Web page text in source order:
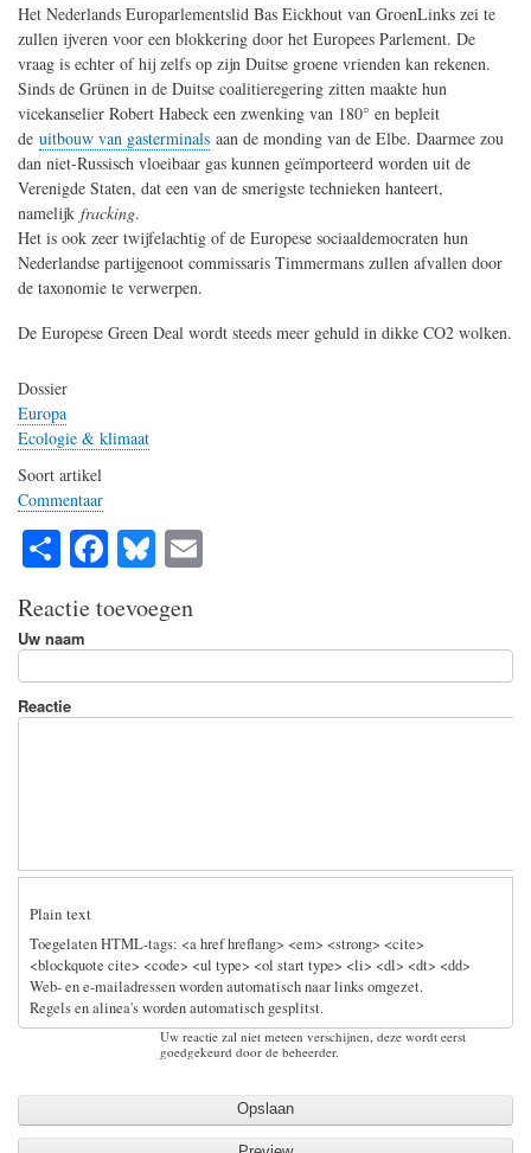
Het Nederlands Europarlementslid Bas Eickhout van GroenLinks zei te
zullen ijveren voor een blokkering door het Europees Parlement. De
vraag is echter of hij zelfs op zijn Duitse groene vrienden kan rekenen.
Sinds de Grünen in de Duitse coalitieregering zitten maakte hun
vicekanselier Robert Habeck een zwenking van 180° en bepleit
de uitbouw van gasterminals aan de monding van de Elbe. Daarmee zou
dan niet-Russisch vloeibaar gas kunnen geïmporteerd worden uit de
Verenigde Staten, dat een van de smerigste technieken hanteert,
namelijk fracking.
Het is ook zeer twijfelachtig of de Europese sociaaldemocraten hun
Nederlandse partijgenoot commissaris Timmermans zullen afvallen door
de taxonomie te verwerpen.
De Europese Green Deal wordt steeds meer gehuld in dikke CO2 wolken.
Dossier
Europa
Ecologie & klimaat
Soort artikel
Commentaar
S
ha
re
Fa
ce
bo
ok
Bl
ue
sk
y
Reactie toevoegen
Uw naam
Reactie
Plain text
Toegelaten HTML-tags: <a href hreflang> <em> <strong> <cite>
<blockquote cite> <code> <ul type> <ol start type> <li> <dl> <dt> <dd>
Web- en e-mailadressen worden automatisch naar links omgezet.
Regels en alinea's worden automatisch gesplitst.
Uw reactie zal niet meteen verschijnen, deze wordt eerst
goedgekeurd door de beheerder.